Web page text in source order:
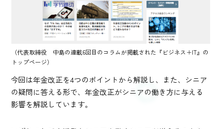
（代表取締役 中島の連載6回目のコラムが掲載された『ビジネス＋IT』の
トップページ）
今回は年金改正を4つのポイントから解説し、また、シニア
の疑問に答える形で、年金改正がシニアの働き方に与える
影響を解説しています。